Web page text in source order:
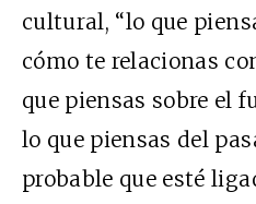
cultural, “lo que
cómo te relacionas
que piensas sobre el
lo que piensas del
probable que esté